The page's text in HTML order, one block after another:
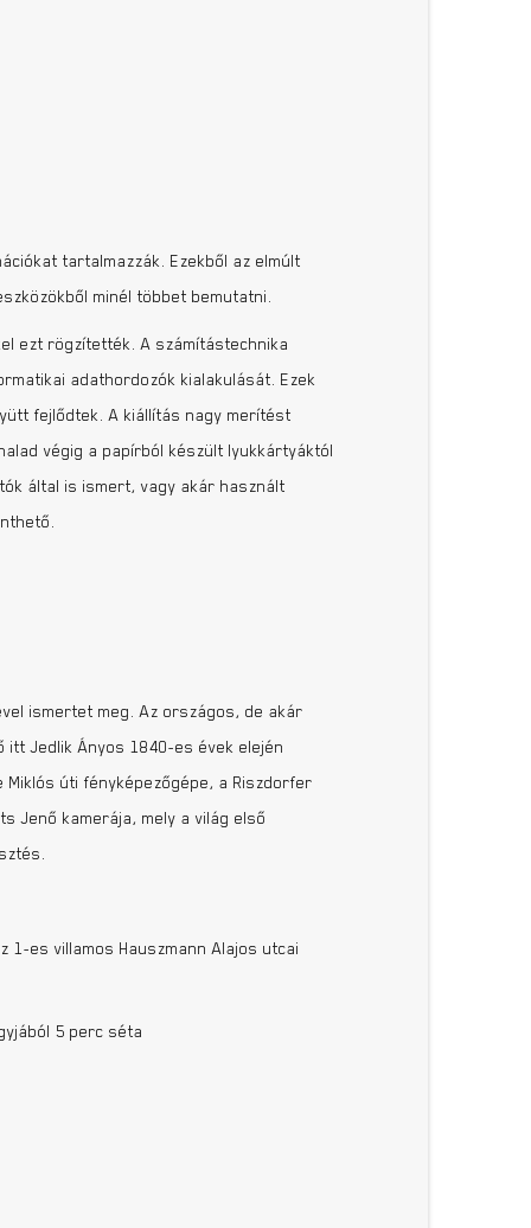
tartalmazzák. Ezekből az elmúlt
minél többet bemutatni.
ezt rögzítették. A számítástechnika
adathordozók kialakulását. Ezek
fejlődtek. A kiállítás nagy merítést
végig a papírból készült lyukkártyáktól
által is ismert, vagy akár használt
ismertet meg. Az országos, de akár
Jedlik Ányos 1840-es évek elején
úti fényképezőgépe, a Riszdorfer
Jenő kamerája, mely a világ első
es villamos Hauszmann Alajos utcai
5 perc séta